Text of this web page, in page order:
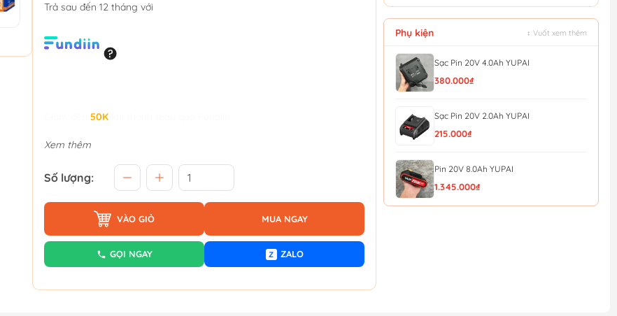
Trả sau đến 12 tháng với
50K
Xem thêm
Số lượng:
VÀO GIỎ MUA NGAY
GỌI NGAY Z ZALO
Phụ kiện ↕ Vuốt xem thêm
Sạc Pin 20V 4.0Ah YUPAI
380.000₫
Sạc Pin 20V 2.0Ah YUPAI
215.000₫
Pin 20V 8.0Ah YUPAI
1.345.000₫